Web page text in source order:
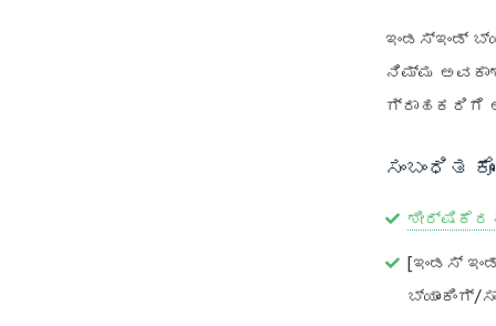
ಇಂಡಸ್ಇಂಡ್
ನಿಮ್ಮ
ಗ್ರಾಹಕರಿಗೆ
ಸಂಬಂಧಿತ
[ಇಂಡಸ್